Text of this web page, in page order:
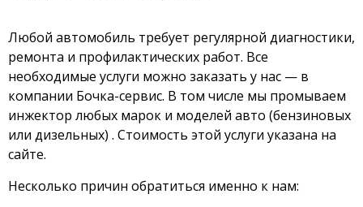
Любой автомобиль требует регулярной диагностики,
ремонта и профилактических работ. Все
необходимые услуги можно заказать у нас — в
компании Бочка-сервис. В том числе мы промываем
инжектор любых марок и моделей авто (бензиновых
или дизельных) . Стоимость этой услуги указана на
сайте.
Несколько причин обратиться именно к нам: